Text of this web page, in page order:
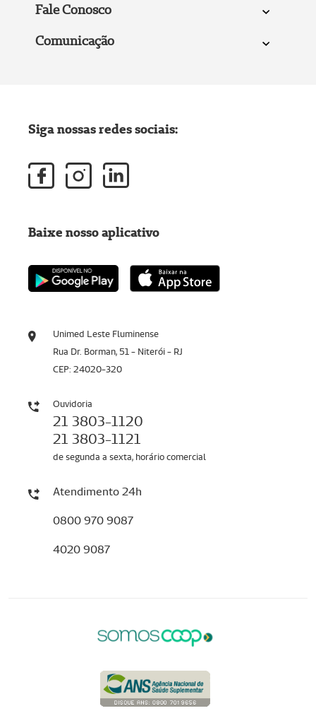
Fale Conosco
Comunicação
Unimed Leste Fluminense
Rua Dr. Borman, 51 - Niterói - RJ
CEP: 24020-320
Ouvidoria
21 3803-1120
21 3803-1121
de segunda a sexta, horário comercial
Atendimento 24h
0800 970 9087
4020 9087
Siga nossas redes sociais:
Baixe nosso aplicativo